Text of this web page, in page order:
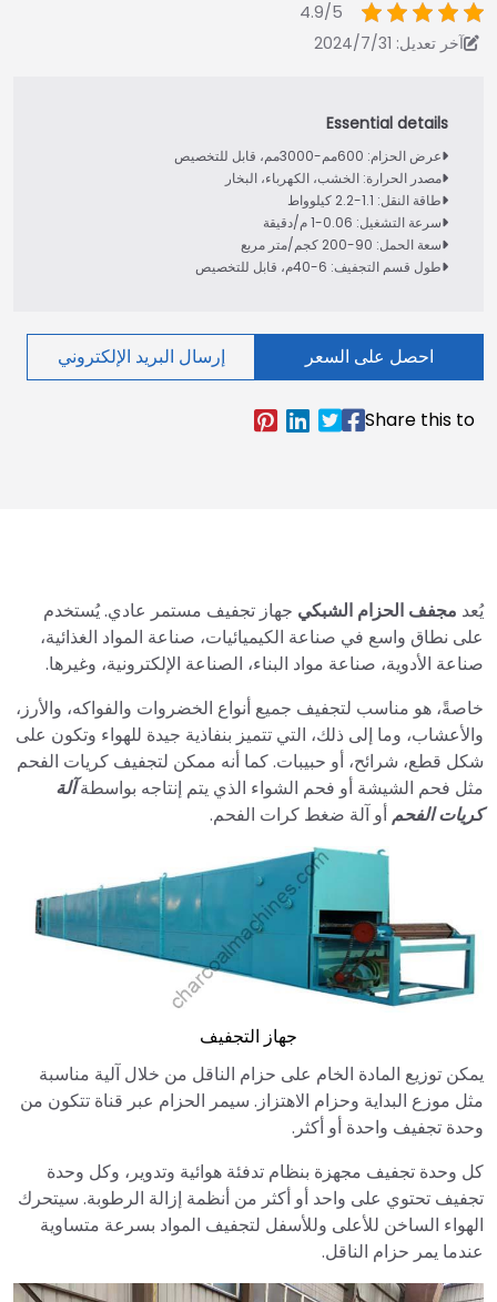
4.9/5
آخر تعديل: 2024/7/31
عرض الحزام: 600مم-3000مم، قابل للتخصيص
مصدر الحرارة: الخشب، الكهرباء، البخار
طاقة النقل: 1.1-2.2 كيلوواط
سرعة التشغيل: 0.06-1 م/دقيقة
سعة الحمل: 90-200 كجم/متر مربع
طول قسم التجفيف: 6-40م، قابل للتخصيص
احصل على السعر إرسال البريد الإلكتروني
يُعد مجفف الحزام الشبكي جهاز تجفيف مستمر عادي. يُستخدم
على نطاق واسع في صناعة الكيميائيات، صناعة المواد الغذائية،
صناعة الأدوية، صناعة مواد البناء، الصناعة الإلكترونية، وغيرها.
خاصةً، هو مناسب لتجفيف جميع أنواع الخضروات والفواكه، والأرز،
والأعشاب، وما إلى ذلك، التي تتميز بنفاذية جيدة للهواء وتكون على
شكل قطع، شرائح، أو حبيبات. كما أنه ممكن لتجفيف كريات الفحم
مثل فحم الشيشة أو فحم الشواء الذي يتم إنتاجه بواسطةآلة
كريات الفحم أو آلة ضغط كرات الفحم.
جهاز التجفيف
يمكن توزيع المادة الخام على حزام الناقل من خلال آلية مناسبة
مثل موزع البداية وحزام الاهتزاز. سيمر الحزام عبر قناة تتكون من
وحدة تجفيف واحدة أو أكثر.
كل وحدة تجفيف مجهزة بنظام تدفئة هوائية وتدوير، وكل وحدة
تجفيف تحتوي على واحد أو أكثر من أنظمة إزالة الرطوبة. سيتحرك
الهواء الساخن للأعلى وللأسفل لتجفيف المواد بسرعة متساوية
عندما يمر حزام الناقل.